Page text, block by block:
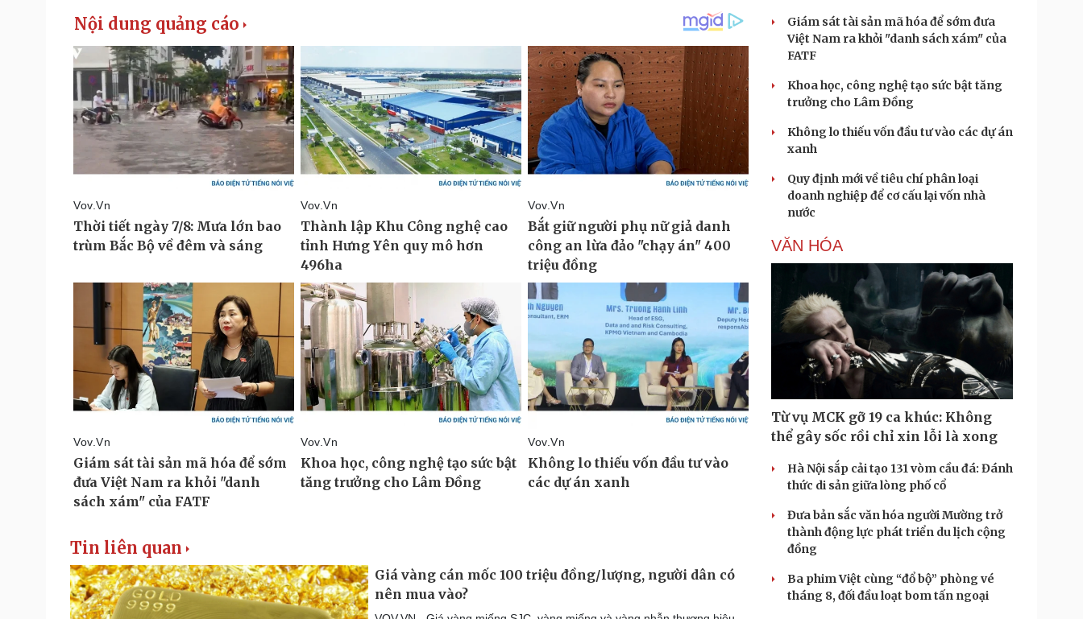
Tin liên quan
Giá vàng cán mốc 100 triệu đồng/lượng, người dân có
nên mua vào?
Giám sát tài sản mã hóa để sớm đưa
Việt Nam ra khỏi "danh sách xám" của
FATF
Khoa học, công nghệ tạo sức bật tăng
trưởng cho Lâm Đồng
Không lo thiếu vốn đầu tư vào các dự án
xanh
Quy định mới về tiêu chí phân loại
doanh nghiệp để cơ cấu lại vốn nhà
nước
VĂN HÓA
Từ vụ MCK gỡ 19 ca khúc: Không
thể gây sốc rồi chỉ xin lỗi là xong
Hà Nội sắp cải tạo 131 vòm cầu đá: Đánh
thức di sản giữa lòng phố cổ
Đưa bản sắc văn hóa người Mường trở
thành động lực phát triển du lịch cộng
đồng
Ba phim Việt cùng “đổ bộ” phòng vé
tháng 8, đối đầu loạt bom tấn ngoại